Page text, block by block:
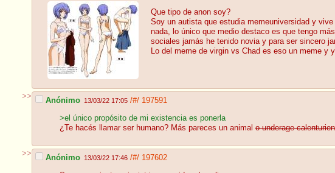
Que tipo de anon soy?
Soy un autista que estudia memeuniversidad y
nada, lo único que medio destaco es que tengo
sociales jamás he tenido novia y para ser sincero
Lo del meme de virgin vs Chad es eso un meme
>> Anónimo 13/03/22 17:05 /#/ 197591
>el único propósito de mi existencia es ponerla
¿Te hacés llamar ser humano? Más pareces un animal o underage
>> Anónimo 13/03/22 17:46 /#/ 197602